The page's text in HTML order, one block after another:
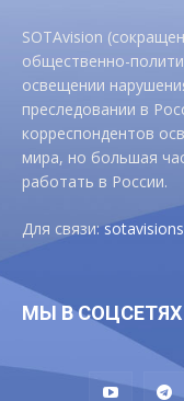
SOTAvision
общественно-
освещении
преследовании в
корреспондентов
мира, но большая
работать в России.
Для связи:
МЫ В СОЦСЕТЯХ